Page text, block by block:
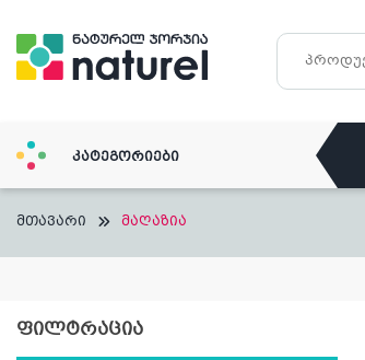
content
კატეგორიები
მთავარი მაღაზია
ᲤᲘᲚᲢᲠᲐᲪᲘᲐ